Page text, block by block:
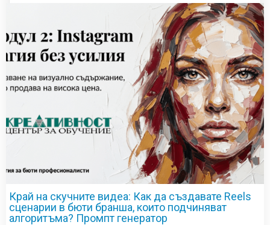
Край на скучните видеа: Как да създавате Reels
сценарии в бюти бранша, които подчиняват
алгоритъма? Промпт генератор